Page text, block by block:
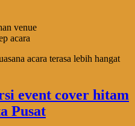
venue
acara
acara terasa lebih hangat